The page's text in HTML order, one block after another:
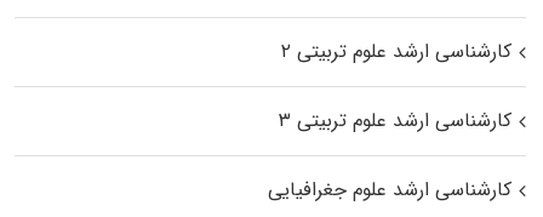
کارشناسی ارشد علوم تربیتی ۲
کارشناسی ارشد علوم تربیتی ۳
کارشناسی ارشد علوم جغرافیایی